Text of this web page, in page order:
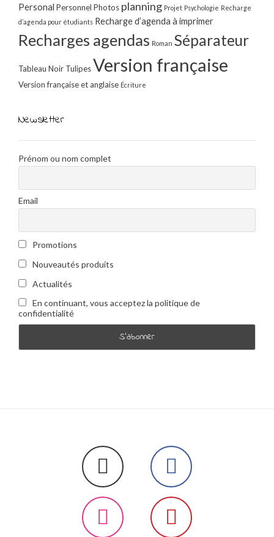
Personal Personnel Photos planning Projet Psychologie Recharge
d’agenda pour étudiants Recharge d’agenda à imprimer
Recharges agendas Roman Séparateur
Tableau Noir TulipesVersion française
Version française et anglaise Écriture
Newsletter
Prénom ou nom complet
Email
Promotions
Nouveautés produits
Actualités
En continuant, vous acceptez la politique de
confidentialité